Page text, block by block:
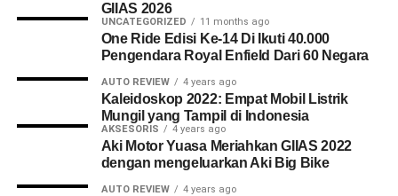
GIIAS 2026
UNCATEGORIZED 11 months ago
One Ride Edisi Ke-14 Di Ikuti 40.000
Pengendara Royal Enfield Dari 60 Negara
AUTO REVIEW 4 years ago
Kaleidoskop 2022: Empat Mobil Listrik
Mungil yang Tampil di Indonesia
AKSESORIS 4 years ago
Aki Motor Yuasa Meriahkan GIIAS 2022
dengan mengeluarkan Aki Big Bike
AUTO REVIEW 4 years ago